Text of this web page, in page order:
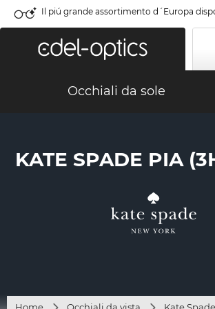
Il piú grande assortimento d´Europa
Occhiali da sole
KATE SPADE PIA